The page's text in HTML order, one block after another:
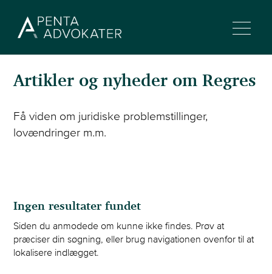
Artikler og nyheder om Regres
Få viden om juridiske problemstillinger,
lovændringer m.m.
Ingen resultater fundet
Siden du anmodede om kunne ikke findes. Prøv at
præciser din søgning, eller brug navigationen ovenfor til at
lokalisere indlægget.